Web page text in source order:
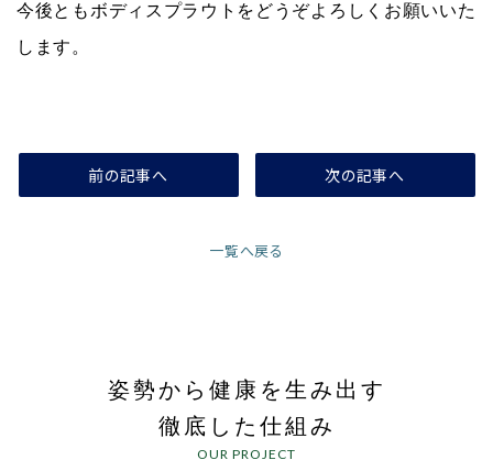
今後ともボディスプラウトをどうぞよろしくお願いいた
します。
前の記事へ
一覧へ戻る
次の記事へ
姿勢から健康を生み出す
徹底した仕組み
OUR PROJECT